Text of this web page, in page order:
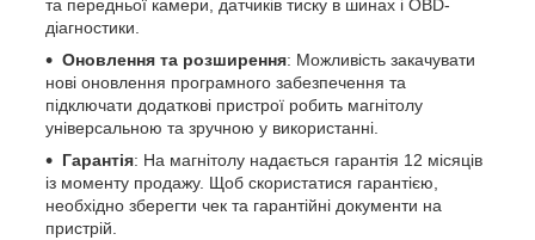
та передньої камери, датчиків тиску в шинах і OBD-
діагностики.
Оновлення та розширення: Можливість закачувати
нові оновлення програмного забезпечення та
підключати додаткові пристрої робить магнітолу
універсальною та зручною у використанні.
Гарантія: На магнітолу надається гарантія 12 місяців
із моменту продажу. Щоб скористатися гарантією,
необхідно зберегти чек та гарантійні документи на
пристрій.